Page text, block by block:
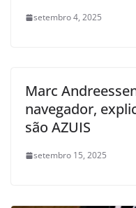
setembro 4, 2025
Marc
navegador,
são AZUIS
setembro 15, 2025